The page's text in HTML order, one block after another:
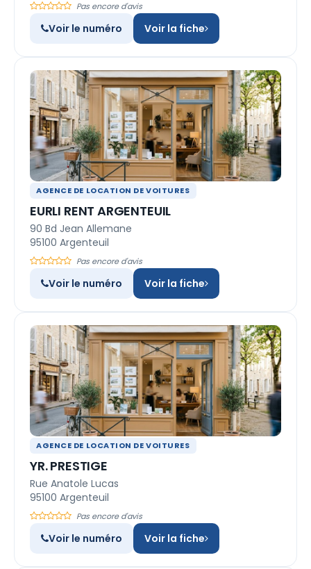
Pas encore d'avis
Voir le numéro Voir la fiche
AGENCE DE LOCATION DE VOITURES
EURLI RENT ARGENTEUIL
90 Bd Jean Allemane
95100 Argenteuil
Pas encore d'avis
Voir le numéro Voir la fiche
AGENCE DE LOCATION DE VOITURES
YR. PRESTIGE
Rue Anatole Lucas
95100 Argenteuil
Pas encore d'avis
Voir le numéro Voir la fiche